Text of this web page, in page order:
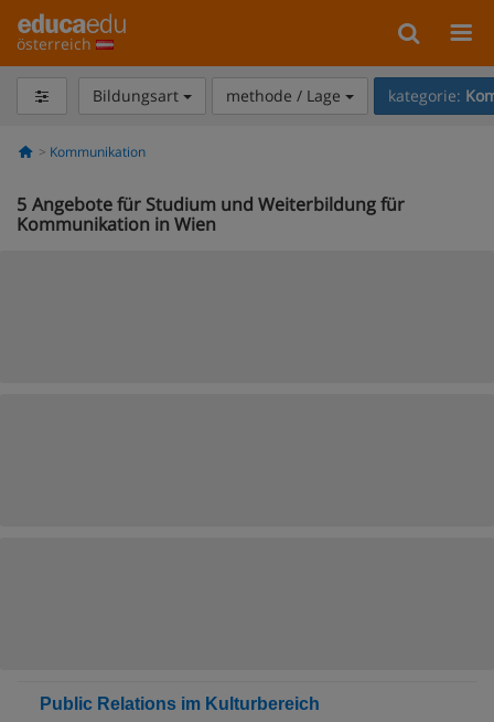
österreich
Bildungsart methode / Lage kategorie:
Kommunikation
5 Angebote für Studium und Weiterbildung für
Kommunikation in Wien
Public Relations im Kulturbereich